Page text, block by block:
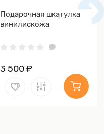
Подарочная шкатулка
винилискожа
3 500 ₽